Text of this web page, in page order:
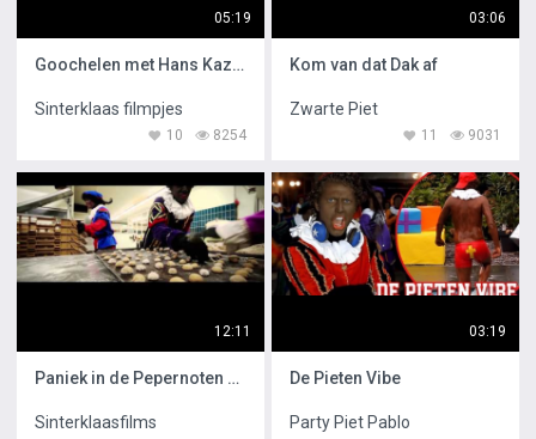
05:19
Goochelen met Hans Kazan en Party Piet Pablo
Sinterklaas filmpjes
8254
10
03:06
Kom van dat Dak af
Zwarte Piet
9031
11
12:11
Paniek in de Pepernoten Fabriek
Sinterklaasfilms
03:19
De Pieten Vibe
Party Piet Pablo